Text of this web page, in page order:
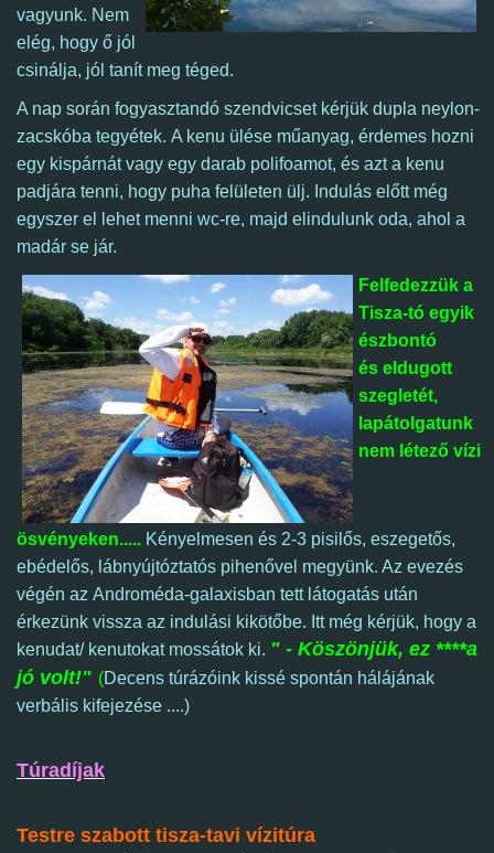
vagyunk. Nem
elég, hogy ő jól
csinálja, jól tanít meg téged.
A nap során fogyasztandó szendvicset kérjük dupla neylon-
zacskóba tegyétek. A kenu ülése műanyag, érdemes hozni
egy kispárnát vagy egy darab polifoamot, és azt a kenu
padjára tenni, hogy puha felületen ülj. Indulás előtt még
egyszer el lehet menni wc-re, majd elindulunk oda, ahol a
madár se jár.
Felfedezzük a
Tisza-tó egyik
észbontó
és eldugott
szegletét,
lapátolgatunk
nem létező vízi
ösvényeken..... Kényelmesen és 2-3 pisilős, eszegetős,
ebédelős, lábnyújtóztatós pihenővel megyünk. Az evezés
végén az Androméda-galaxisban tett látogatás után
érkezünk vissza az indulási kikötőbe. Itt még kérjük, hogy a
kenudat/ kenutokat mossátok ki. " - Köszönjük, ez ****a
jó volt!" (Decens túrázóink kissé spontán hálájának
verbális kifejezése ....)
Túradíjak
Testre szabott tisza-tavi vízitúra